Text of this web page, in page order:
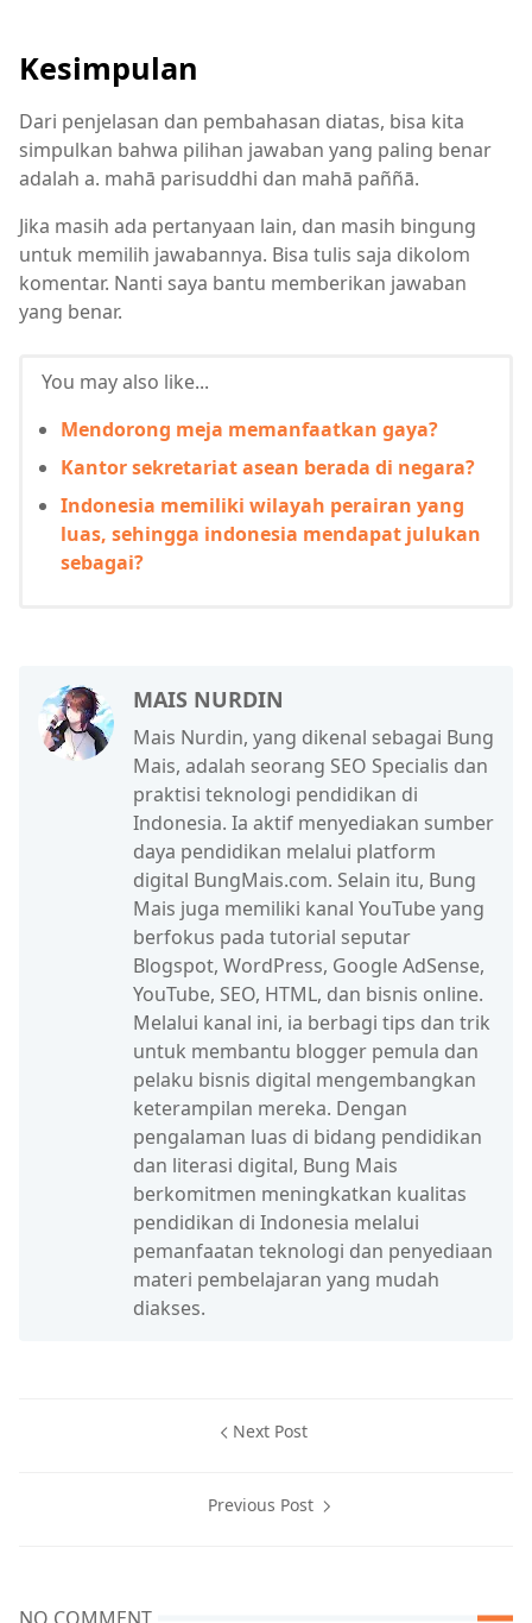
Kesimpulan
Dari penjelasan dan pembahasan diatas, bisa kita
simpulkan bahwa pilihan jawaban yang paling benar
adalah a. mahā parisuddhi dan mahā paññā.
Jika masih ada pertanyaan lain, dan masih bingung
untuk memilih jawabannya. Bisa tulis saja dikolom
komentar. Nanti saya bantu memberikan jawaban
yang benar.
You may also like...
Mendorong meja memanfaatkan gaya?
Kantor sekretariat asean berada di negara?
Indonesia memiliki wilayah perairan yang
luas, sehingga indonesia mendapat julukan
sebagai?
MAIS NURDIN
Mais Nurdin, yang dikenal sebagai Bung
Mais, adalah seorang SEO Specialis dan
praktisi teknologi pendidikan di
Indonesia. Ia aktif menyediakan sumber
daya pendidikan melalui platform
digital BungMais.com. Selain itu, Bung
Mais juga memiliki kanal YouTube yang
berfokus pada tutorial seputar
Blogspot, WordPress, Google AdSense,
YouTube, SEO, HTML, dan bisnis online.
Melalui kanal ini, ia berbagi tips dan trik
untuk membantu blogger pemula dan
pelaku bisnis digital mengembangkan
keterampilan mereka. Dengan
pengalaman luas di bidang pendidikan
dan literasi digital, Bung Mais
berkomitmen meningkatkan kualitas
pendidikan di Indonesia melalui
pemanfaatan teknologi dan penyediaan
materi pembelajaran yang mudah
diakses.
Next Post
Previous Post